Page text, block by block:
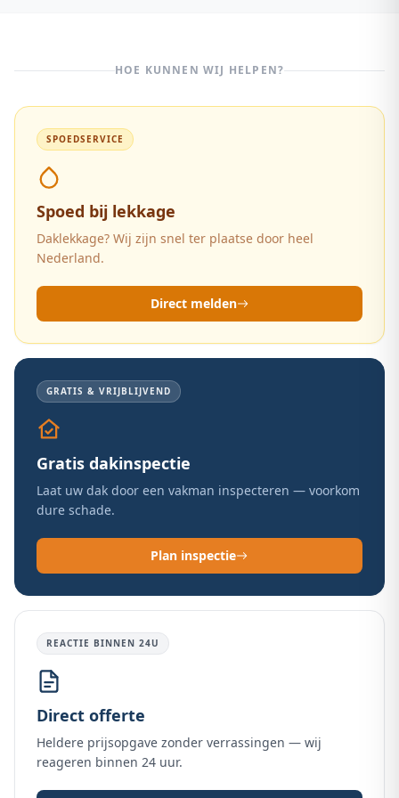
HOE KUNNEN WIJ HELPEN?
SPOEDSERVICE
Spoed bij lekkage
Daklekkage? Wij zijn snel ter plaatse door heel
Nederland.
Direct melden
GRATIS & VRIJBLIJVEND
Gratis dakinspectie
Laat uw dak door een vakman inspecteren — voorkom
dure schade.
Plan inspectie
REACTIE BINNEN 24U
Direct offerte
Heldere prijsopgave zonder verrassingen — wij
reageren binnen 24 uur.